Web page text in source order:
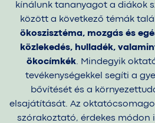
kínálunk tananyagot a diákok
között a következő témák
ökoszisztéma, mozgás és
közlekedés, hulladék,
ökocímkék. Mindegyik
tevékenységekkel segíti a
bővítését és a
elsajátítását. Az
szórakoztató, érdekes módon